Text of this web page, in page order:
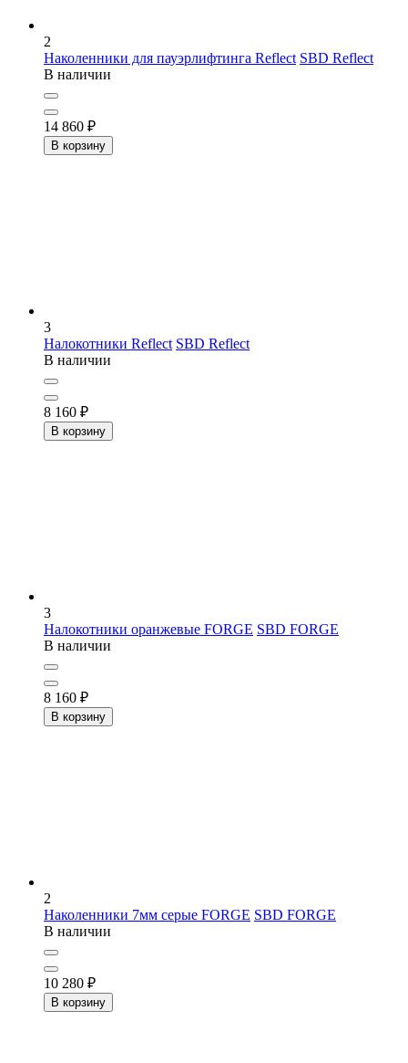
2
Наколенники для пауэрлифтинга Reflect SBD Reflect
В наличии
14 860 ₽
В корзину
3
Налокотники Reflect SBD Reflect
В наличии
8 160 ₽
В корзину
3
Налокотники оранжевые FORGE SBD FORGE
В наличии
8 160 ₽
В корзину
2
Наколенники 7мм серые FORGE SBD FORGE
В наличии
10 280 ₽
В корзину